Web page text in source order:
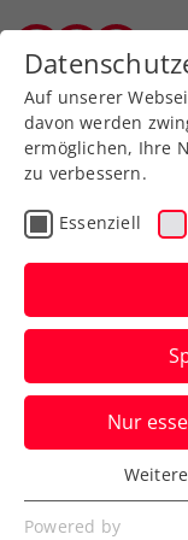
Zurück zur
Turniere
Erste
Zverev
Der
nach
ATP-
Verfasst von:
Auf unserer
davon werden
ermöglichen, Ihre
zu verbessern.
Essenziell
Nur
Essenziell
Essenzielle
Powered by